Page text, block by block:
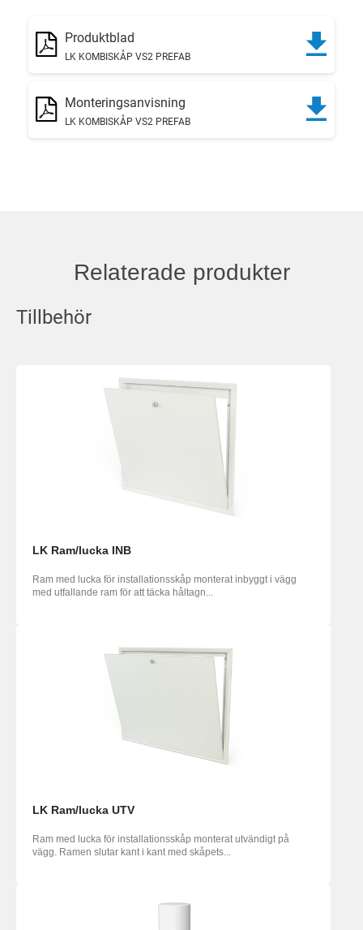
Produktblad
LK KOMBISKÅP VS2 PREFAB
Monteringsanvisning
LK KOMBISKÅP VS2 PREFAB
Relaterade produkter
Tillbehör
LK Ram/lucka INB
Ram med lucka för installationsskåp monterat inbyggt i vägg
med utfallande ram för att täcka håltagn...
LK Ram/lucka UTV
Ram med lucka för installationsskåp monterat utvändigt på
vägg. Ramen slutar kant i kant med skåpets...